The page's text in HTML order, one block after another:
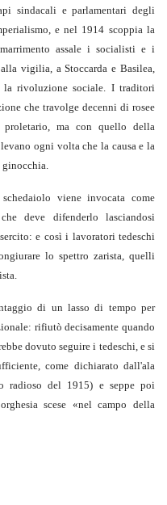
sindacali e parlamentari degli
e nel 1914 scoppia la
assale i socialisti e i
vigilia, a Stoccarda e Basilea,
la rivoluzione sociale. I traditori
che travolge decenni di rosee
ma con quello della
ogni volta che la causa e la
ginocchia.
viene invocata come
deve difenderlo lasciandosi
e così i lavoratori tedeschi
lo spettro zarista, quelli
di un lasso di tempo per
rifiutò decisamente quando
dovuto seguire i tedeschi, e si
come dichiarato dall'ala
radioso del 1915) e seppe poi
scese «nel campo della